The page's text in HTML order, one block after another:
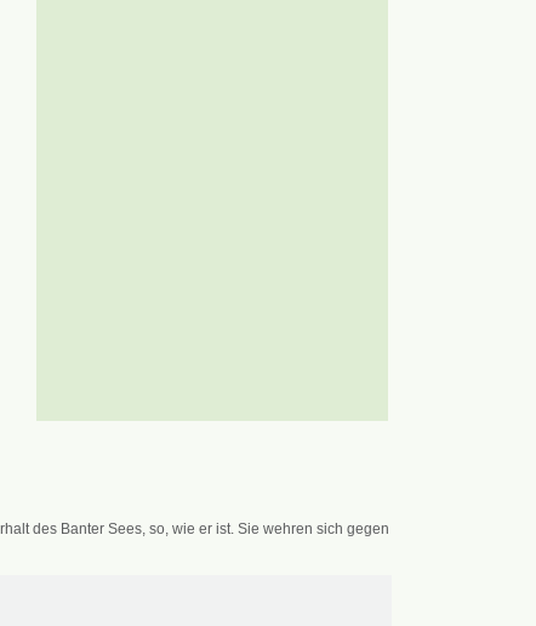
des Banter Sees, so, wie er ist. Sie wehren sich gegen